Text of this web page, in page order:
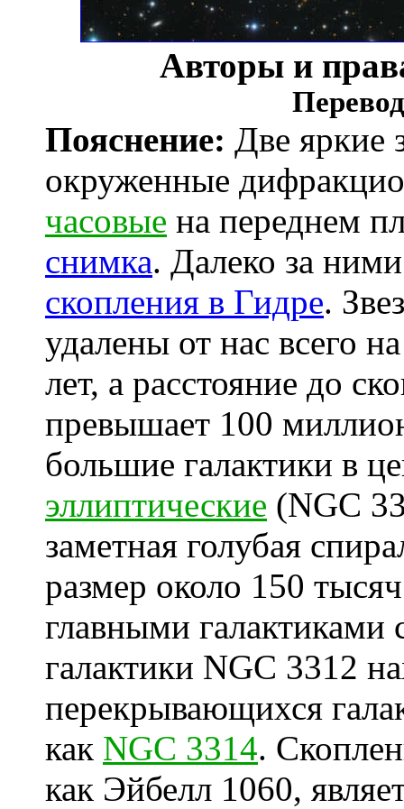
Авторы и
Пояснение: Две яркие
окруженные
часовые на переднем
снимка. Далеко за
скопления в Гидре.
удалены от нас всего
лет, а расстояние до
превышает 100
большие галактики в
эллиптические (NGC
заметная голубая
размер около 150
главными
галактики NGC 3312
перекрывающихся
как NGC 3314.
как Эйбелл 1060,